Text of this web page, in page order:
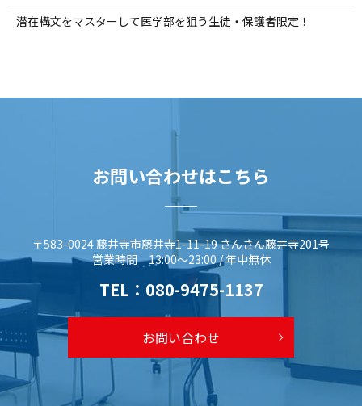
潜在構文をマスターして医学部を狙う生徒・保護者限定！
お問い合わせはこちら
〒583-0024 藤井寺市藤井寺1-11-19 さんさん藤井寺201号
営業時間 13:00～23:00 / 年中無休
TEL： 080-9475-1137
お問い合わせ